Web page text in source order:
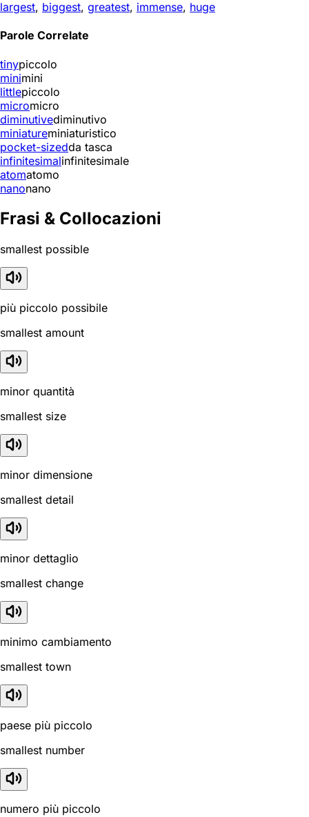
largest, biggest, greatest, immense, huge
Parole Correlate
tinypiccolo
minimini
littlepiccolo
micromicro
diminutivediminutivo
miniatureminiaturistico
pocket-sizedda tasca
infinitesimalinfinitesimale
atomatomo
nanonano
Frasi & Collocazioni
smallest possible
più piccolo possibile
smallest amount
minor quantità
smallest size
minor dimensione
smallest detail
minor dettaglio
smallest change
minimo cambiamento
smallest town
paese più piccolo
smallest number
numero più piccolo